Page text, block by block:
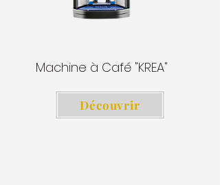
Machine à Café "KREA"
Découvrir